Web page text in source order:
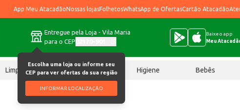
App Meu AtacadãoNossas lojasFolhetosWhatsApp de OfertasCartão Atacadão
Entregue pela Loja - Vila Maria
para o CEP
Escolha uma loja ou informe seu
CEP para ver ofertas da sua região
INFORMAR LOCALIZAÇÃO
Baixe o app
Meu
Limpeza Chocolates Higiene Bebês